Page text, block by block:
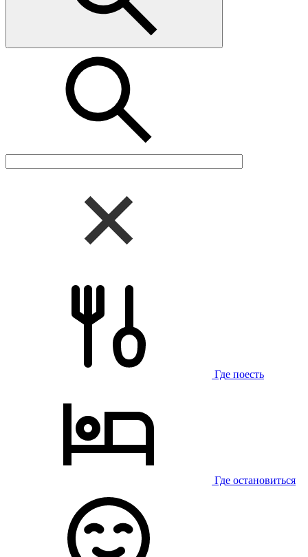
Где поесть
Где остановиться